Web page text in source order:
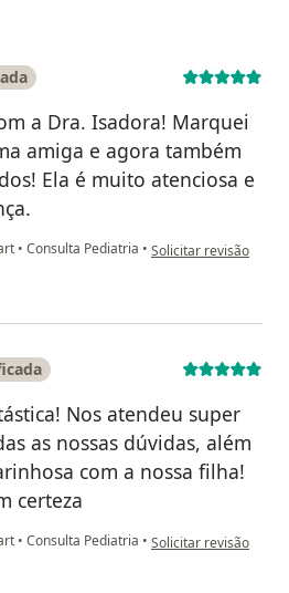
a Dra. Isadora! Marquei
amiga e agora também
Ela é muito atenciosa e
• Consulta Pediatria • na opinião do
Solicitar revisão
Nos atendeu super
as nossas dúvidas, além
com a nossa filha!
certeza
• Consulta Pediatria • na opinião do
Solicitar revisão